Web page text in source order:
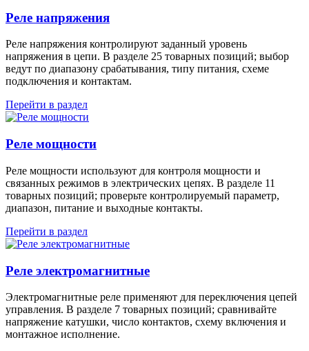
Реле напряжения
Реле напряжения контролируют заданный уровень
напряжения в цепи. В разделе 25 товарных позиций; выбор
ведут по диапазону срабатывания, типу питания, схеме
подключения и контактам.
Перейти в раздел
Реле мощности
Реле мощности используют для контроля мощности и
связанных режимов в электрических цепях. В разделе 11
товарных позиций; проверьте контролируемый параметр,
диапазон, питание и выходные контакты.
Перейти в раздел
Реле электромагнитные
Электромагнитные реле применяют для переключения цепей
управления. В разделе 7 товарных позиций; сравнивайте
напряжение катушки, число контактов, схему включения и
монтажное исполнение.